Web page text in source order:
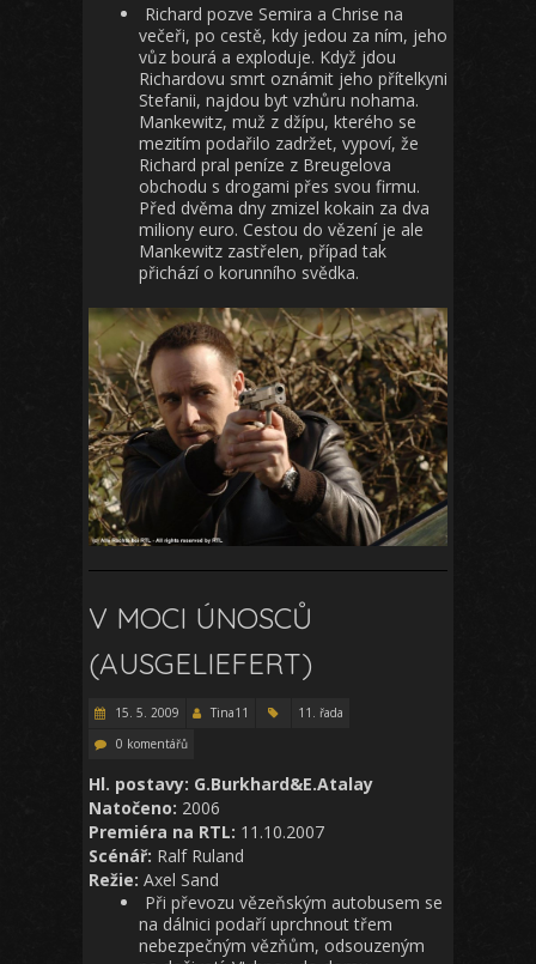
Richard pozve Semira a Chrise na
večeři, po cestě, kdy jedou za ním, jeho
vůz bourá a exploduje. Když jdou
Richardovu smrt oznámit jeho přítelkyni
Stefanii, najdou byt vzhůru nohama.
Mankewitz, muž z džípu, kterého se
mezitím podařilo zadržet, vypoví, že
Richard pral peníze z Breugelova
obchodu s drogami přes svou firmu.
Před dvěma dny zmizel kokain za dva
miliony euro. Cestou do vězení je ale
Mankewitz zastřelen, případ tak
přichází o korunního svědka.
V MOCI ÚNOSCŮ
(AUSGELIEFERT)
15. 5. 2009 Tina11
11. řada
0 komentářů
Hl. postavy: G.Burkhard&E.Atalay
Natočeno: 2006
Premiéra na RTL: 11.10.2007
Scénář: Ralf Ruland
Režie: Axel Sand
Při převozu vězeňským autobusem se
na dálnici podaří uprchnout třem
nebezpečným vězňům, odsouzeným